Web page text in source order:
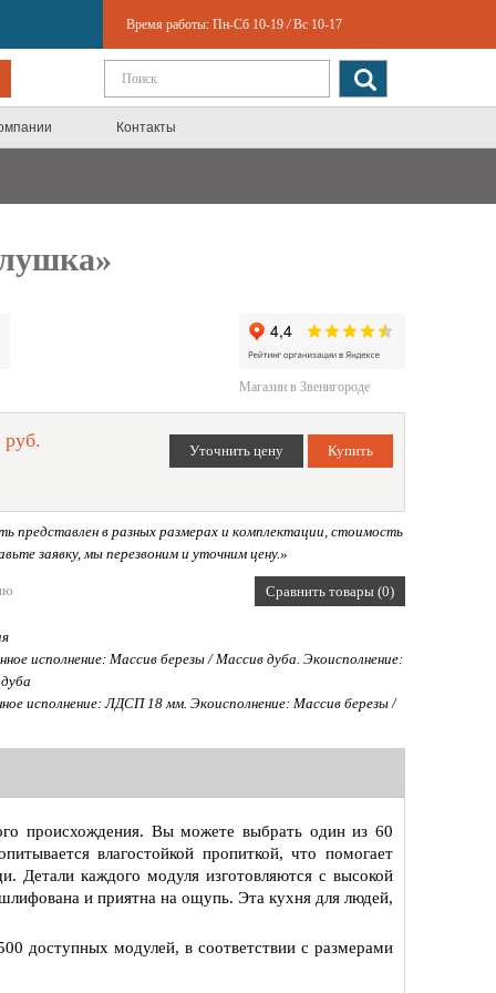
Время работы: Пн-Сб 10-19 / Вс 10-17
Контакты
Магазин в Звенигороде
руб.
в разных размерах и комплектации, стоимость
заявку, мы перезвоним и уточним цену.»
Сравнить товары (0)
исполнение: Массив березы / Массив дуба. Экоисполнение:
исполнение: ЛДСП 18 мм. Экоисполнение: Массив березы /
происхождения. Вы можете выбрать один из 60
влагостойкой пропиткой, что помогает
Детали каждого модуля изготовляются с высокой
и приятна на ощупь. Эта кухня для людей,
доступных модулей, в соответствии с размерами